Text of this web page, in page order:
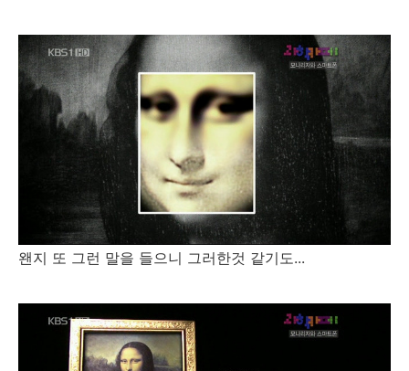
왠지 또 그런 말을 들으니 그러한것 같기도...